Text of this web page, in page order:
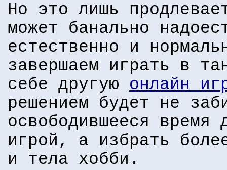
Но это лишь
может банально
естественно и
завершаем играть в
себе другую онлайн
решением будет не
освободившееся время
игрой, а избрать
и тела хобби.